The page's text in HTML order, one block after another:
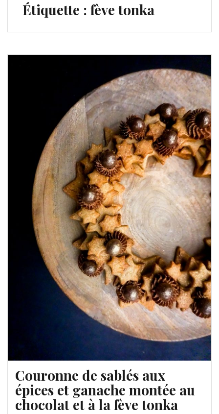
Étiquette : fève tonka
Couronne de sablés aux
épices et ganache montée au
chocolat et à la fève tonka